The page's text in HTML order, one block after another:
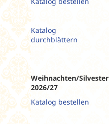
Katalog
durchblättern
Weihnachten/Silvester
2026/27
Katalog bestellen